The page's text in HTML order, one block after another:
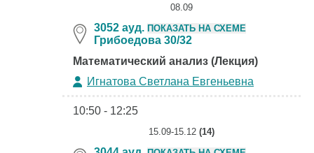
08.09
3052 ауд. ПОКАЗАТЬ НА СХЕМЕ
Грибоедова 30/32
Математический анализ (Лекция)
Игнатова Светлана Евгеньевна
10:50 - 12:25
15.09-15.12 (14)